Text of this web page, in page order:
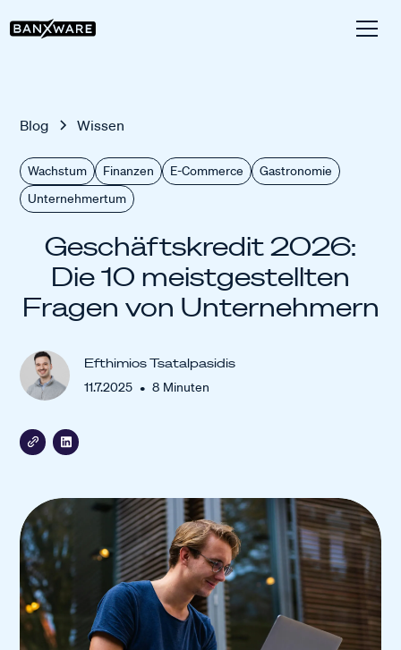
Blog Wissen
Wachstum Finanzen E-Commerce
Gastronomie
Unternehmertum
Geschäftskredit 2026:
Die 10 meistgestellten
Fragen von Unternehmern
Efthimios Tsatalpasidis
11.7.2025 • 8 Minuten